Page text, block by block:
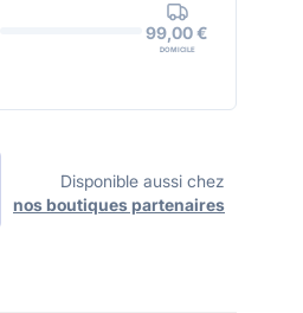
99,00 €
DOMICILE
Disponible aussi chez
nos boutiques partenaires